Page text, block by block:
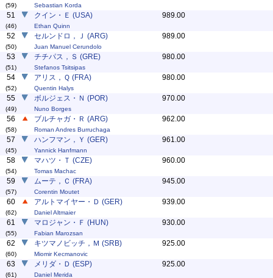
(59) Sebastian Korda
51
(46)
クイン・Ｅ (USA)
Ethan Quinn
989.00
52
(50)
セルンドロ，Ｊ (ARG)
Juan Manuel Cerundolo
989.00
53
(51)
チチパス，Ｓ (GRE)
Stefanos Tsitsipas
980.00
54
(52)
アリス，Ｑ (FRA)
Quentin Halys
980.00
55
(49)
ボルジェス・Ｎ (POR)
Nuno Borges
970.00
56
(58)
ブルチャガ・Ｒ (ARG)
Roman Andres Burruchaga
962.00
57
(45)
ハンフマン，Ｙ (GER)
Yannick Hanfmann
961.00
58
(54)
マハツ・Ｔ (CZE)
Tomas Machac
960.00
59
(57)
ムーテ，Ｃ (FRA)
Corentin Moutet
945.00
60
(62)
アルトマイヤー・Ｄ (GER)
Daniel Altmaier
939.00
61
(55)
マロジャン・Ｆ (HUN)
Fabian Marozsan
930.00
62
(60)
キツマノビッチ，Ｍ (SRB)
Miomir Kecmanovic
925.00
63
(61)
メリダ・Ｄ (ESP)
Daniel Merida
925.00